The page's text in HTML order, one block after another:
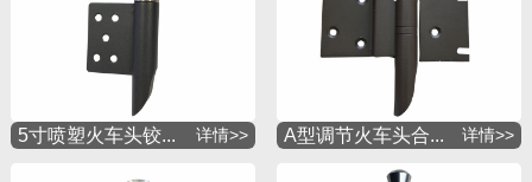
5寸喷塑火车头铰... 详情>> A型调节火车头合... 详情>>